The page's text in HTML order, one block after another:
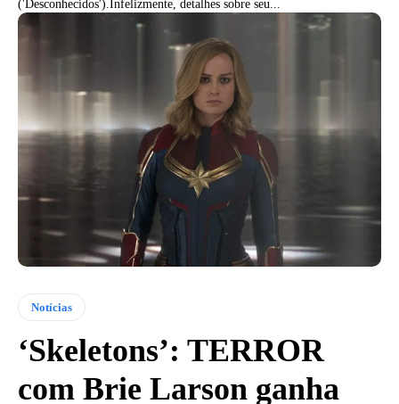
('Desconhecidos').Infelizmente, detalhes sobre seu...
Notícias
‘Skeletons’: TERROR
com Brie Larson ganha